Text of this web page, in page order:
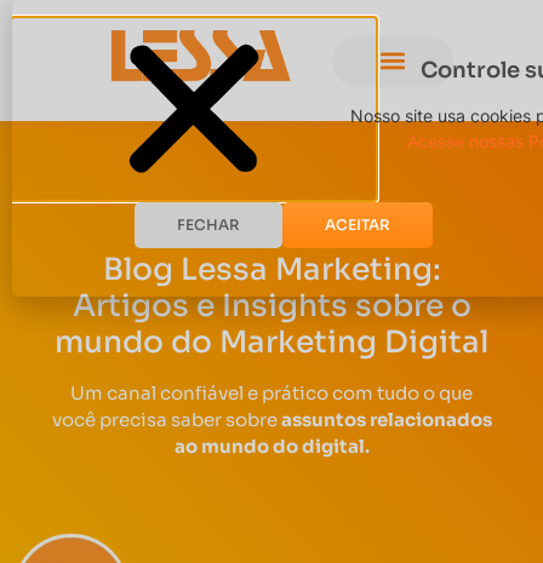
Blog Lessa Marketing:
Artigos e Insights sobre o
mundo do Marketing Digital
Um canal confiável e prático com tudo o que
você precisa saber sobreassuntos relacionados
ao mundo do digital.
Controle
Nosso site usa cookies
Acesse nossas
FECHAR ACEITAR